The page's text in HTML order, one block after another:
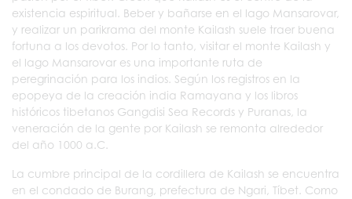
existencia espiritual. Beber y bañarse en el lago Mansarovar,
y realizar un parikrama del monte Kailash suele traer buena
fortuna a los devotos. Por lo tanto, visitar el monte Kailash y
el lago Mansarovar es una importante ruta de
peregrinación para los indios. Según los registros en la
epopeya de la creación india Ramayana y los libros
históricos tibetanos Gangdisi Sea Records y Puranas, la
veneración de la gente por Kailash se remonta alrededor
del año 1000 a.C.
La cumbre principal de la cordillera de Kailash se encuentra
en el condado de Burang, prefectura de Ngari, Tíbet. Como